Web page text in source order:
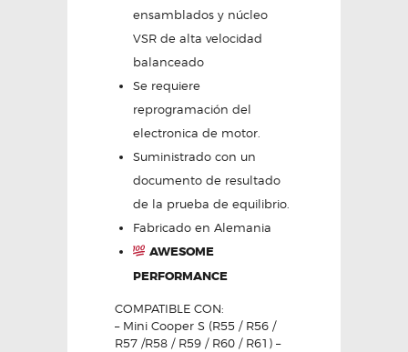
ensamblados y núcleo
VSR de alta velocidad
balanceado
Se requiere
reprogramación del
electronica de motor.
Suministrado con un
documento de resultado
de la prueba de equilibrio.
Fabricado en Alemania
AWESOME
PERFORMANCE
COMPATIBLE CON:
– Mini Cooper S (R55 / R56 /
R57 /R58 / R59 / R60 / R61) –